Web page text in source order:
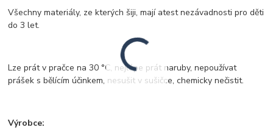
Všechny materiály, ze kterých šiji, mají atest nezávadnosti pro děti
do 3 let.
Lze prát v pračce na 30 °C, nejlépe prát naruby, nepoužívat
prášek s bělícím účinkem, nesušit v sušičce, chemicky nečistit.
Výrobce: